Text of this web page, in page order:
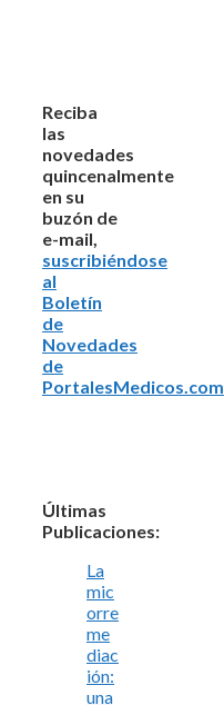
Reciba
las
novedades
quincenalmente
en su
buzón de
e-mail,
suscribiéndose
al
Boletín
de
Novedades
de
PortalesMedicos.com
Últimas
Publicaciones:
La
mic
orre
me
diac
ión:
una